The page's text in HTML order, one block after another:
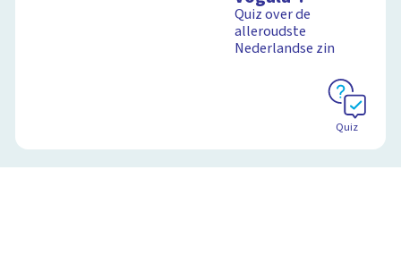
Quiz over de
alleroudste
Nederlandse zin
Quiz